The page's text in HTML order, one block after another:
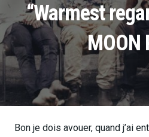
ALEX HALIMI
“Warmest
MOON
Bon je dois avouer, quand j’ai